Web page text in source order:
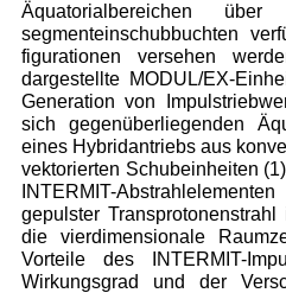
Äquato­rialbereichen
segmenteinschubbuchten
figurationen versehen
dargestellte MODUL/EX-
Generation von
sich gegenüberlie­genden
eines Hybridantriebs aus
vektorierten Schubeinheiten
INTERMIT-
gepuls­ter
die vier­dimensionale
Vorteile des INTERMIT-
Wirkungsgrad und der